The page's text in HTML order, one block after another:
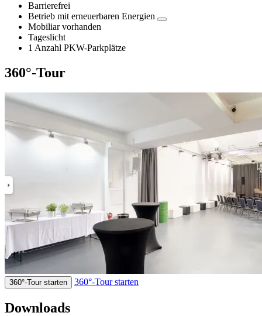
Barrierefrei
Betrieb mit erneuerbaren Energien
Mobiliar vorhanden
Tageslicht
1 Anzahl PKW-Parkplätze
360°-Tour
360°-Tour starten 360°-Tour starten
Downloads